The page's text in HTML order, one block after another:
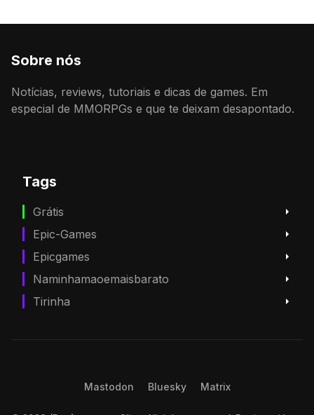
Sobre nós
Notícias, reviews, tutoriais e dicas de games. Em
especial de MMORPGs e que te deixam desapontado.
Tags
Grátis
Epic-Games
Epicgames
Naminhamaoemaisbarato
Tirinha
Mastodon Bluesky Matrix